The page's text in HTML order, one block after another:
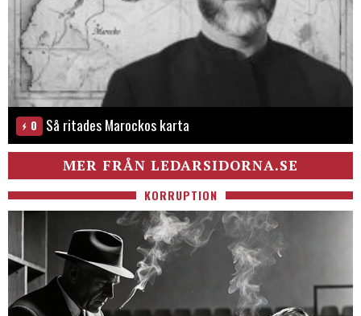
0 Så ritades Marockos karta
MER FRÅN LEDARSIDORNA.SE
KORRUPTION